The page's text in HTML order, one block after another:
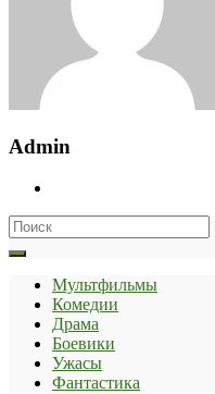
Admin
Search
for:
Мультфильмы
Комедии
Драма
Боевики
Ужасы
Фантастика